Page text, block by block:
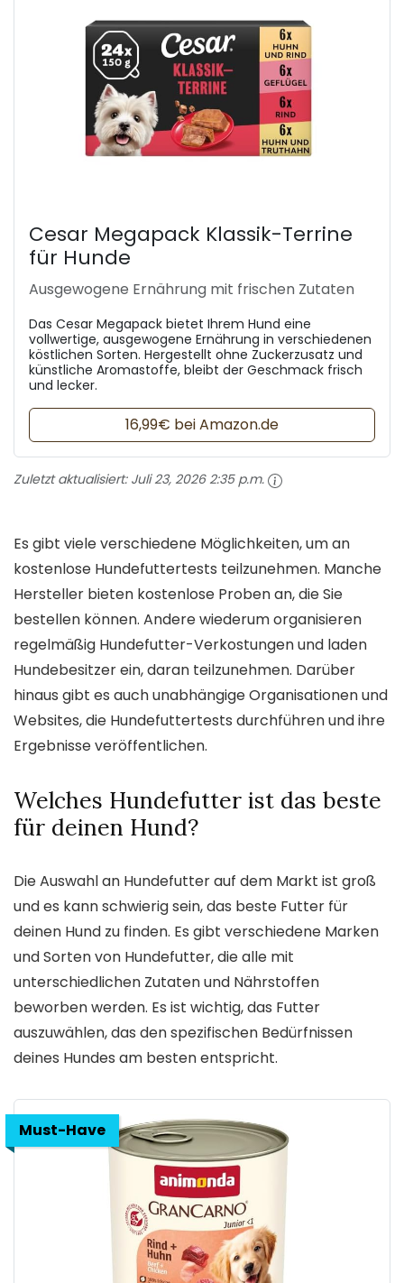
Cesar Megapack Klassik-Terrine
für Hunde
Ausgewogene Ernährung mit frischen Zutaten
Das Cesar Megapack bietet Ihrem Hund eine
vollwertige, ausgewogene Ernährung in verschiedenen
köstlichen Sorten. Hergestellt ohne Zuckerzusatz und
künstliche Aromastoffe, bleibt der Geschmack frisch
und lecker.
16,99€ bei Amazon.de
Zuletzt aktualisiert: Juli 23, 2026 2:35 p.m.
Es gibt viele verschiedene Möglichkeiten, um an
kostenlose Hundefuttertests teilzunehmen. Manche
Hersteller bieten kostenlose Proben an, die Sie
bestellen können. Andere wiederum organisieren
regelmäßig Hundefutter-Verkostungen und laden
Hundebesitzer ein, daran teilzunehmen. Darüber
hinaus gibt es auch unabhängige Organisationen und
Websites, die Hundefuttertests durchführen und ihre
Ergebnisse veröffentlichen.
Welches Hundefutter ist das beste
für deinen Hund?
Die Auswahl an Hundefutter auf dem Markt ist groß
und es kann schwierig sein, das beste Futter für
deinen Hund zu finden. Es gibt verschiedene Marken
und Sorten von Hundefutter, die alle mit
unterschiedlichen Zutaten und Nährstoffen
beworben werden. Es ist wichtig, das Futter
auszuwählen, das den spezifischen Bedürfnissen
deines Hundes am besten entspricht.
Must-Have